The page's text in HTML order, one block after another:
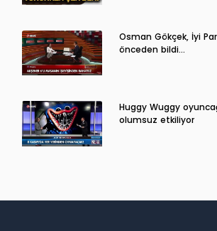
Osman Gökçek, İyi
önceden bildi...
Huggy Wuggy
olumsuz etkiliyor